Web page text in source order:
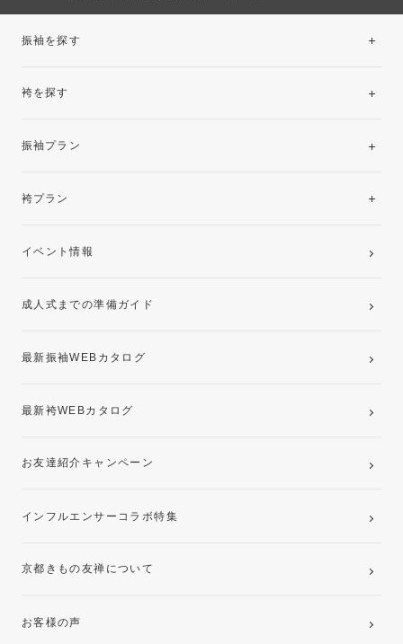
振袖を探す
袴を探す
振袖プラン
レンタルプラン
袴プラン
卒業袴レンタルプラン
イベント情報
成人式までの準備ガイド
最新振袖WEBカタログ
最新袴WEBカタログ
お友達紹介キャンペーン
インフルエンサーコラボ特集
京都きもの友禅について
お客様の声